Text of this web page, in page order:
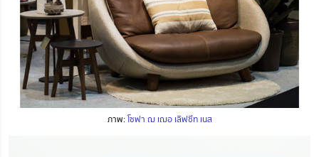
ภาพ:โซฟา ฌ เฌอ เลิฟซีท เนส